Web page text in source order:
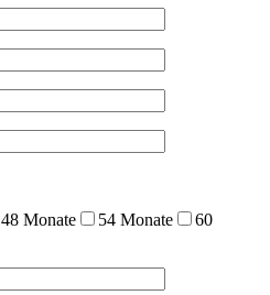
48 Monate 54 Monate
60